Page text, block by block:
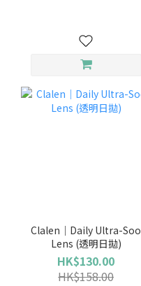
Clalen｜Daily Ultra-Soo
Lens (透明日拋)
HK$130.00
HK$158.00